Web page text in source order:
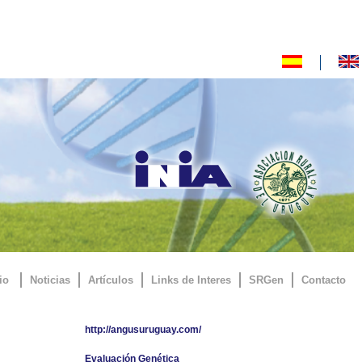
Noticias Artículos Links de Interes SRGen Contacto
http://angusuruguay.com/
Evaluación Genética